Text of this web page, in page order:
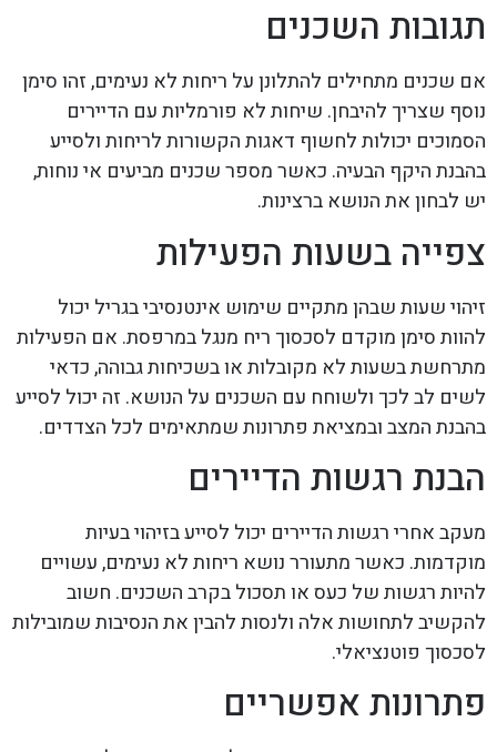
תגובות השכנים
אם שכנים מתחילים להתלונן על ריחות לא נעימים, זהו סימן
נוסף שצריך להיבחן. שיחות לא פורמליות עם הדיירים
הסמוכים יכולות לחשוף דאגות הקשורות לריחות ולסייע
בהבנת היקף הבעיה. כאשר מספר שכנים מביעים אי נוחות,
יש לבחון את הנושא ברצינות.
צפייה בשעות הפעילות
זיהוי שעות שבהן מתקיים שימוש אינטנסיבי בגריל יכול
להוות סימן מוקדם לסכסוך ריח מנגל במרפסת. אם הפעילות
מתרחשת בשעות לא מקובלות או בשכיחות גבוהה, כדאי
לשים לב לכך ולשוחח עם השכנים על הנושא. זה יכול לסייע
בהבנת המצב ובמציאת פתרונות שמתאימים לכל הצדדים.
הבנת רגשות הדיירים
מעקב אחרי רגשות הדיירים יכול לסייע בזיהוי בעיות
מוקדמות. כאשר מתעורר נושא ריחות לא נעימים, עשויים
להיות רגשות של כעס או תסכול בקרב השכנים. חשוב
להקשיב לתחושות אלה ולנסות להבין את הנסיבות שמובילות
לסכסוך פוטנציאלי.
פתרונות אפשריים